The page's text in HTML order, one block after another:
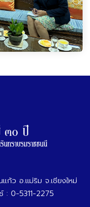
ก้ว อ.แม่ริม จ.เชียงใหม่
: 0-5311-2275